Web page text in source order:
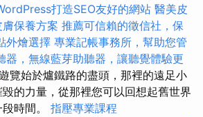
打造SEO友好的網站 醫美皮
保養方案 推薦可信賴的徵信社，保
外燴選擇 專業記帳事務所，幫助您管
器，無線藍芽助聽器，讓聽覺體驗更
覽始於爐鐵路的盡頭，那裡的遠足小
的力量，從那裡您可以回想起舊世界
時間。 指壓專業課程